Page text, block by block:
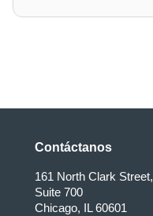
Contáctanos
161 North Clark Street,
Suite 700
Chicago, IL 60601